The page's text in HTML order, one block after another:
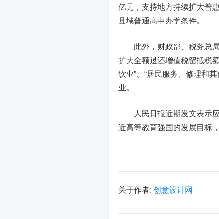
亿元，支持地方持续扩大普
县域普通高中办学条件。
此外，财政部、税务总局
扩大全额退还增值税留抵税
饮业”、“居民服务、修理和
业。
人民日报近期发文表示应
近高等教育强国的发展目标
关于作者: 创意设计网